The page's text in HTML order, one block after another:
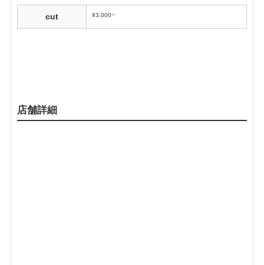
cut ¥3,000~
店舗詳細